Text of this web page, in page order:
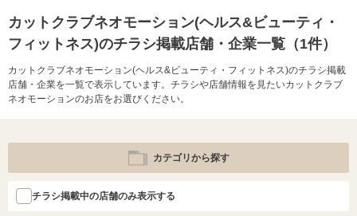
カットクラブネオモーション(ヘルス&ビューティ・
フィットネス)のチラシ掲載店舗・企業一覧（1件）
カットクラブネオモーション(ヘルス&ビューティ・フィットネス)のチラシ掲載
店舗・企業を一覧で表示しています。チラシや店舗情報を見たいカットクラブ
ネオモーションのお店をお選びください。
カテゴリから探す
チラシ掲載中の店舗のみ表示する